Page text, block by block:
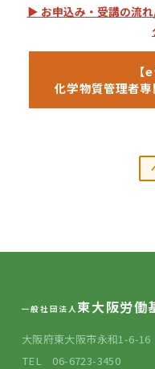
講習科目
化学物質を原因とする
く措置（実習）
効果確認テスト
▶ お申込み・受講の流
【
化学物質管理者
一般社団法人東大阪労働
大阪府東大阪市永和1-6-16
TEL 06-6723-3450